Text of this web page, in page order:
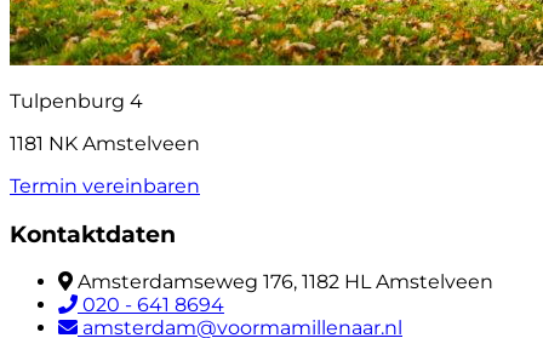
Tulpenburg 4
1181 NK Amstelveen
Termin vereinbaren
Kontaktdaten
Amsterdamseweg 176, 1182 HL Amstelveen
020 - 641 8694
amsterdam@voormamillenaar.nl